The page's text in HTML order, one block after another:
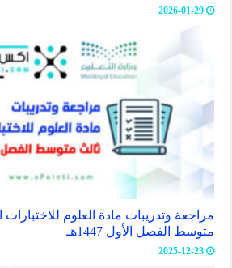
2026-01-29
مراجعة وتدريبات مادة العلوم للاختبارات
متوسط الفصل الأول 1447هـ
2025-12-23